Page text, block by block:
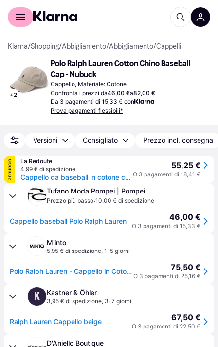
Per il tuo shopping
Klarna/Shopping/Abbigliamento/Abbigliamento/Cappelli
+2
Polo Ralph Lauren Cotton Chino Baseball
Cap - Nubuck
Cappello, Materiale: Cotone
Confronta i prezzi da46,00 €a82,00 €
Da 3 pagamenti di 15,33 € con
Prova pagamenti flessibili*
Versioni Consigliato Prezzo incl. consegna
annuncio
La Redoute
4,99 € di spedizione
Cappello da baseball in cotone chino
55,25 €
O 3 pagamenti di 18,41 €
Tufano Moda Pompei | Pompei
Prezzo più basso·10,00 € di spedizione
Cappello baseball Polo Ralph Lauren 46,00 €
O 3 pagamenti di 15,33 €
Miinto
5,95 € di spedizione, 1-5 giorni
Polo Ralph Lauren - Cappello in Cotone con Pony Ricamato - - Accessories - Uomo - Beige - ONE SIZE 75,50 €
O 3 pagamenti di 25,16 €
K Kastner & Öhler
3,95 € di spedizione, 3-7 giorni
Ralph Lauren Cappello beige 67,50 €
O 3 pagamenti di 22,50 €
D'Aniello Boutique